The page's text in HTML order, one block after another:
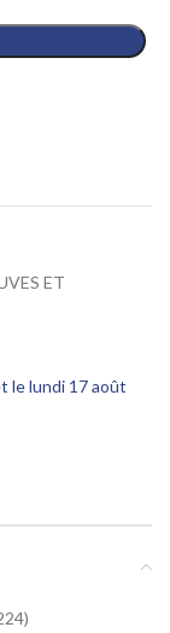
ET
le lundi 17 août